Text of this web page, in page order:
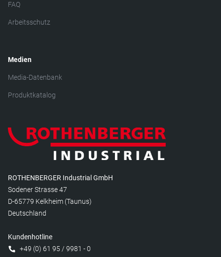
FAQ
Arbeitsschutz
Medien
Media-Datenbank
Produktkatalog
ROTHENBERGER Industrial GmbH
Sodener Strasse 47
D-65779 Kelkheim (Taunus)
Deutschland
Kundenhotline
+49 (0) 61 95 / 9981 - 0